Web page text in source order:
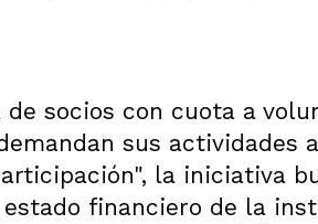
socios con cuota a
sus actividades
la iniciativa
financiero de la